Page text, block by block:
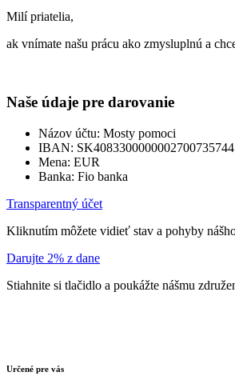
Milí priatelia,
ak vnímate našu prácu ako zmysluplnú a
Naše údaje pre darovanie
Názov účtu: Mosty pomoci
IBAN: SK4083300000002700735744
Mena: EUR
Banka: Fio banka
Transparentný účet
Kliknutím môžete vidieť stav a pohyby
Darujte 2% z dane
Stiahnite si tlačidlo a poukážte nášmu
Určené pre vás